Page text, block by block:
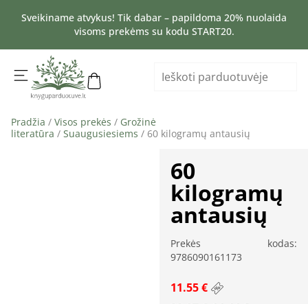
Sveikiname atvykus! Tik dabar – papildoma 20% nuolaida
visoms prekėms su kodu START20.
Pradžia / Visos prekės / Grožinė
literatūra / Suaugusiesiems / 60 kilogramų antausių
60
kilogramų
antausių
Prekės kodas:
9786090161173
11.55 €